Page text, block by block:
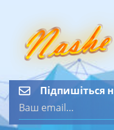
Підпишіться